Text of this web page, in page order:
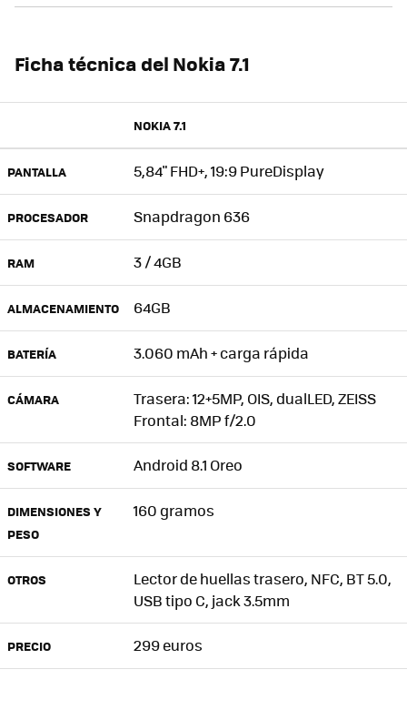
Ficha técnica del Nokia 7.1
NOKIA 7.1
PANTALLA 5,84" FHD+, 19:9 PureDisplay
PROCESADOR Snapdragon 636
RAM 3 / 4GB
ALMACENAMIENTO 64GB
BATERÍA 3.060 mAh + carga rápida
CÁMARA
Trasera: 12+5MP, OIS, dualLED, ZEISS
Frontal: 8MP f/2.0
SOFTWARE Android 8.1 Oreo
DIMENSIONES Y
PESO
160 gramos
OTROS
Lector de huellas trasero, NFC, BT 5.0,
USB tipo C, jack 3.5mm
PRECIO 299 euros